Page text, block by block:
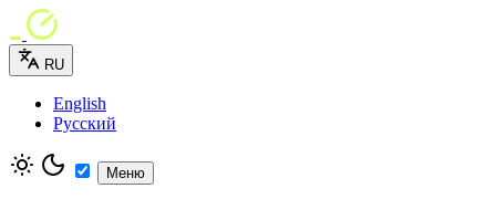
RU
English
Русский
Меню